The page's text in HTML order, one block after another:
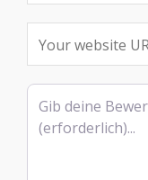
Rezensionstext